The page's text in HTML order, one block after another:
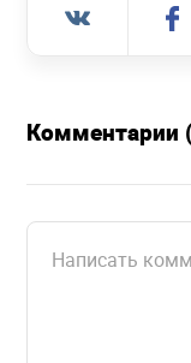
Комментарии